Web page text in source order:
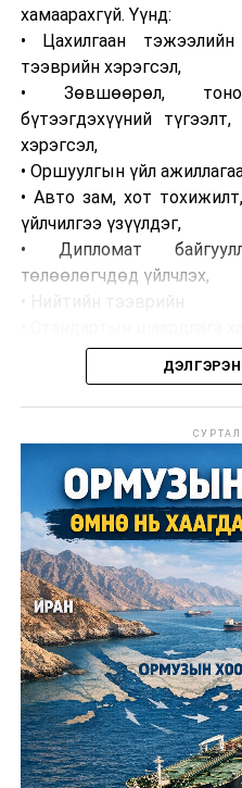
шилжүүлсэн байна.
хамаарахгүй. Үүнд:
• Цахилгаан
тээврийн хэрэгсэл,
• Зөвшөөрөл,
бүтээгдэхүүний
хэрэгсэл,
• Оршуулгын үйл
• Авто зам, хот
үйлчилгээ үзүүлдэг,
• Дипломат
төлөөлөгчдөд үйлчлэх,
• Сургууль, цэцэрлэг,
• Таних тэмдэг
байгууллагын тээврийн